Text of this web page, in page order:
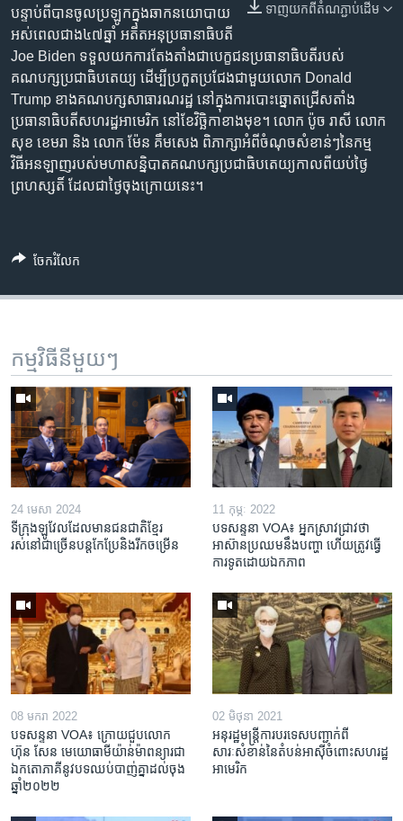
កាន់​
ទំព័រ​
ស្វែង​
រក
ភាសា
ទាញ​យក​ពី​តំណភ្ជាប់​ដើម
​បន្ទាប់​ពី​បាន​ចូល​ប្រឡូក​ក្នុង​ឆាក​នយោបាយ​
អស់​ពេល​ជាង​៤៧​ឆ្នាំ អតីត​អនុ​ប្រធានាធិបតី​
Joe Biden ​ទទួល​យក​ការ​តែង​តាំង​ជាបេក្ខជន​ប្រធានាធិបតី​របស់​
គណបក្ស​ប្រជាធិបតេយ្យ ដើម្បី​ប្រកួត​ប្រជែង​ជាមួយ​លោក Donald
Trump ខាងគណបក្ស​សាធារណរដ្ឋ​ នៅ​ក្នុង​ការ​បោះ​ឆ្នោត​ជ្រើស​តាំង​
ប្រធានាធិបតី​សហរដ្ឋ​អាមេរិក នៅ​ខែ​វិច្ឆិកា​ខាង​មុខ។ លោក ប៉ូច រាសី លោក
សុខ ខេមរា និង លោក ម៉ែន គឹមសេង ពិភាក្សា​អំពី​ចំណុច​សំខាន់ៗ​នៃ​កម្ម
វិធីអនឡាញ​របស់​មហា​សន្និបាត​គណបក្ស​ប្រជាធិបតេយ្យ​​កាល​ពី​យប់​ថ្ងៃ​
ព្រហស្សតិ៍ ដែល​ជា​ថ្ងៃ​ចុង​ក្រោយនេះ។
ចែករំលែក
កម្មវិធី​នីមួយៗ
24 មេសា 2024
ទីក្រុងឡូវែលដែលមានជនជាតិខ្មែរ
រស់នៅជាច្រើនបន្តកែប្រែនិងរីកចម្រើន
11 កុម្ភៈ 2022
បទសន្ទនា VOA៖ អ្នកស្រាវជ្រាវថា
អាស៊ាន​ប្រឈម​នឹង​បញ្ហា ហើយត្រូវធ្វើ
ការទូត​ដោយឯកភាព
08 មករា 2022
បទសន្ទនា VOA៖ ក្រោយជួប​លោក
ហ៊ុន សែន​ មេយោធា​មីយ៉ាន់ម៉ា​​ពន្យារ​ជា
ឯកតោ​ភាគី​នូវ​បទ​ឈប់បាញ់​គ្នា​ដល់ចុង
ឆ្នាំ​២០២២
02 មិថុនា 2021
អនុរដ្ឋមន្ត្រី​ការបរទេស​បញ្ជាក់​ពី​
សារៈសំខាន់​នៃ​តំបន់​អាស៊ី​ចំពោះ​សហរដ្ឋ​
អាមេរិក